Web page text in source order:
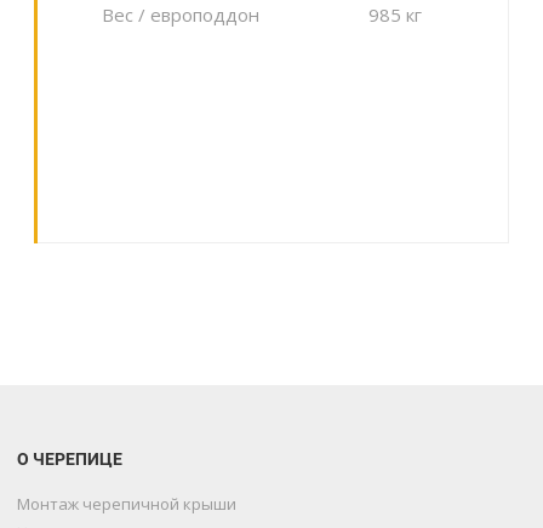
Вес / европоддон 985 кг
О ЧЕРЕПИЦЕ
Монтаж черепичной крыши